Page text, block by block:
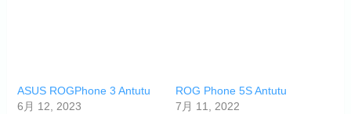
ASUS ROGPhone 3 Antutu
6月 12, 2023
ROG Phone 5S Antutu
7月 11, 2022